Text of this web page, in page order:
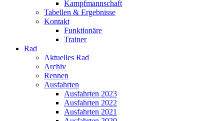
Kampfmannschaft
Tabellen & Ergebnisse
Kontakt
Funktionäre
Trainer
Rad
Aktuelles Rad
Archiv
Rennen
Ausfahrten
Ausfahrten 2023
Ausfahrten 2022
Ausfahrten 2021